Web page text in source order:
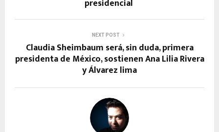
presidencial
NEXT POST
Claudia Sheimbaum será, sin duda, primera
presidenta de México, sostienen Ana Lilia Rivera
y Álvarez lima